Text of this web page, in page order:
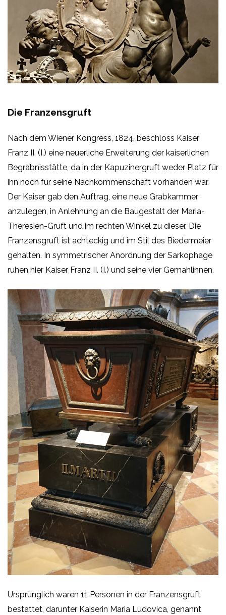
Die Franzensgruft
Nach dem Wiener Kongress, 1824, beschloss Kaiser
Franz II. (I.) eine neuerliche Erweiterung der kaiserlichen
Begräbnisstätte, da in der Kapuzinergruft weder Platz für
ihn noch für seine Nachkommenschaft vorhanden war.
Der Kaiser gab den Auftrag, eine neue Grabkammer
anzulegen, in Anlehnung an die Baugestalt der Maria-
Theresien-Gruft und im rechten Winkel zu dieser. Die
Franzensgruft ist achteckig und im Stil des Biedermeier
gehalten. In symmetrischer Anordnung der Sarkophage
ruhen hier Kaiser Franz II. (I.) und seine vier Gemahlinnen.
Ursprünglich waren 11 Personen in der Franzensgruft
bestattet, darunter Kaiserin Maria Ludovica, genannt